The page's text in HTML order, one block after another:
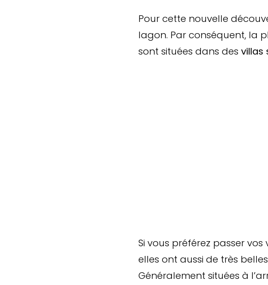
Pour cette nouvelle
lagon. Par conséquent, la
sont situées dans des villas
Si vous préférez passer
elles ont aussi de très
Généralement situées à